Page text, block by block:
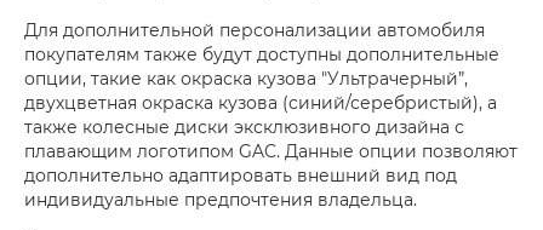
Для дополнительной персонализации автомобиля
покупателям также будут доступны дополнительные
опции, такие как окраска кузова "Ультрачерный”,
двухцветная окраска кузова (синий/серебристый), а
также колесные диски эксклюзивного дизайна с
плавающим логотипом GAC. Данные опции позволяют
дополнительно адаптировать внешний вид под
индивидуальные предпочтения владельца.